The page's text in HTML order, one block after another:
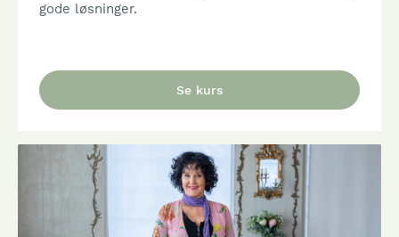
gode løsninger.
Se kurs